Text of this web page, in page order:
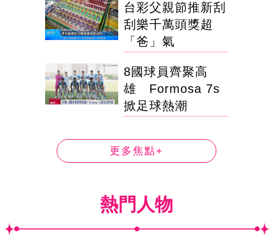
台彩父親節推新刮
刮樂千萬頭獎超
「爸」氣
8國球員齊聚高
雄 Formosa 7s
掀足球熱潮
更多焦點+
熱門人物